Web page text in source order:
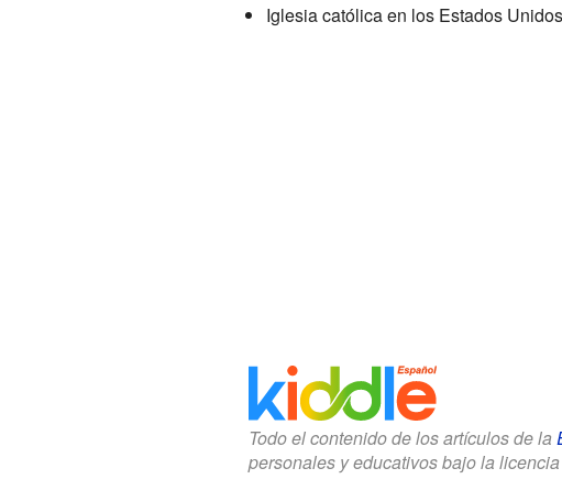
Iglesia católica en los Estados Unidos
Todo el contenido de los artículos de la
personales y educativos bajo la licencia